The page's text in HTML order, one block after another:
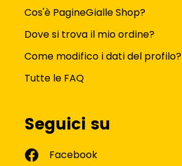
Cos'è PagineGialle Shop?
Dove si trova il mio ordine?
Come modifico i dati del profilo?
Tutte le FAQ
Seguici su